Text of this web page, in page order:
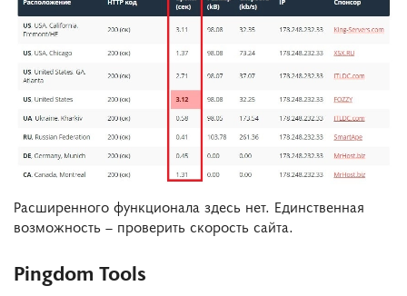
Расширенного функционала здесь нет. Единственная
возможность – проверить скорость сайта.
Pingdom Tools